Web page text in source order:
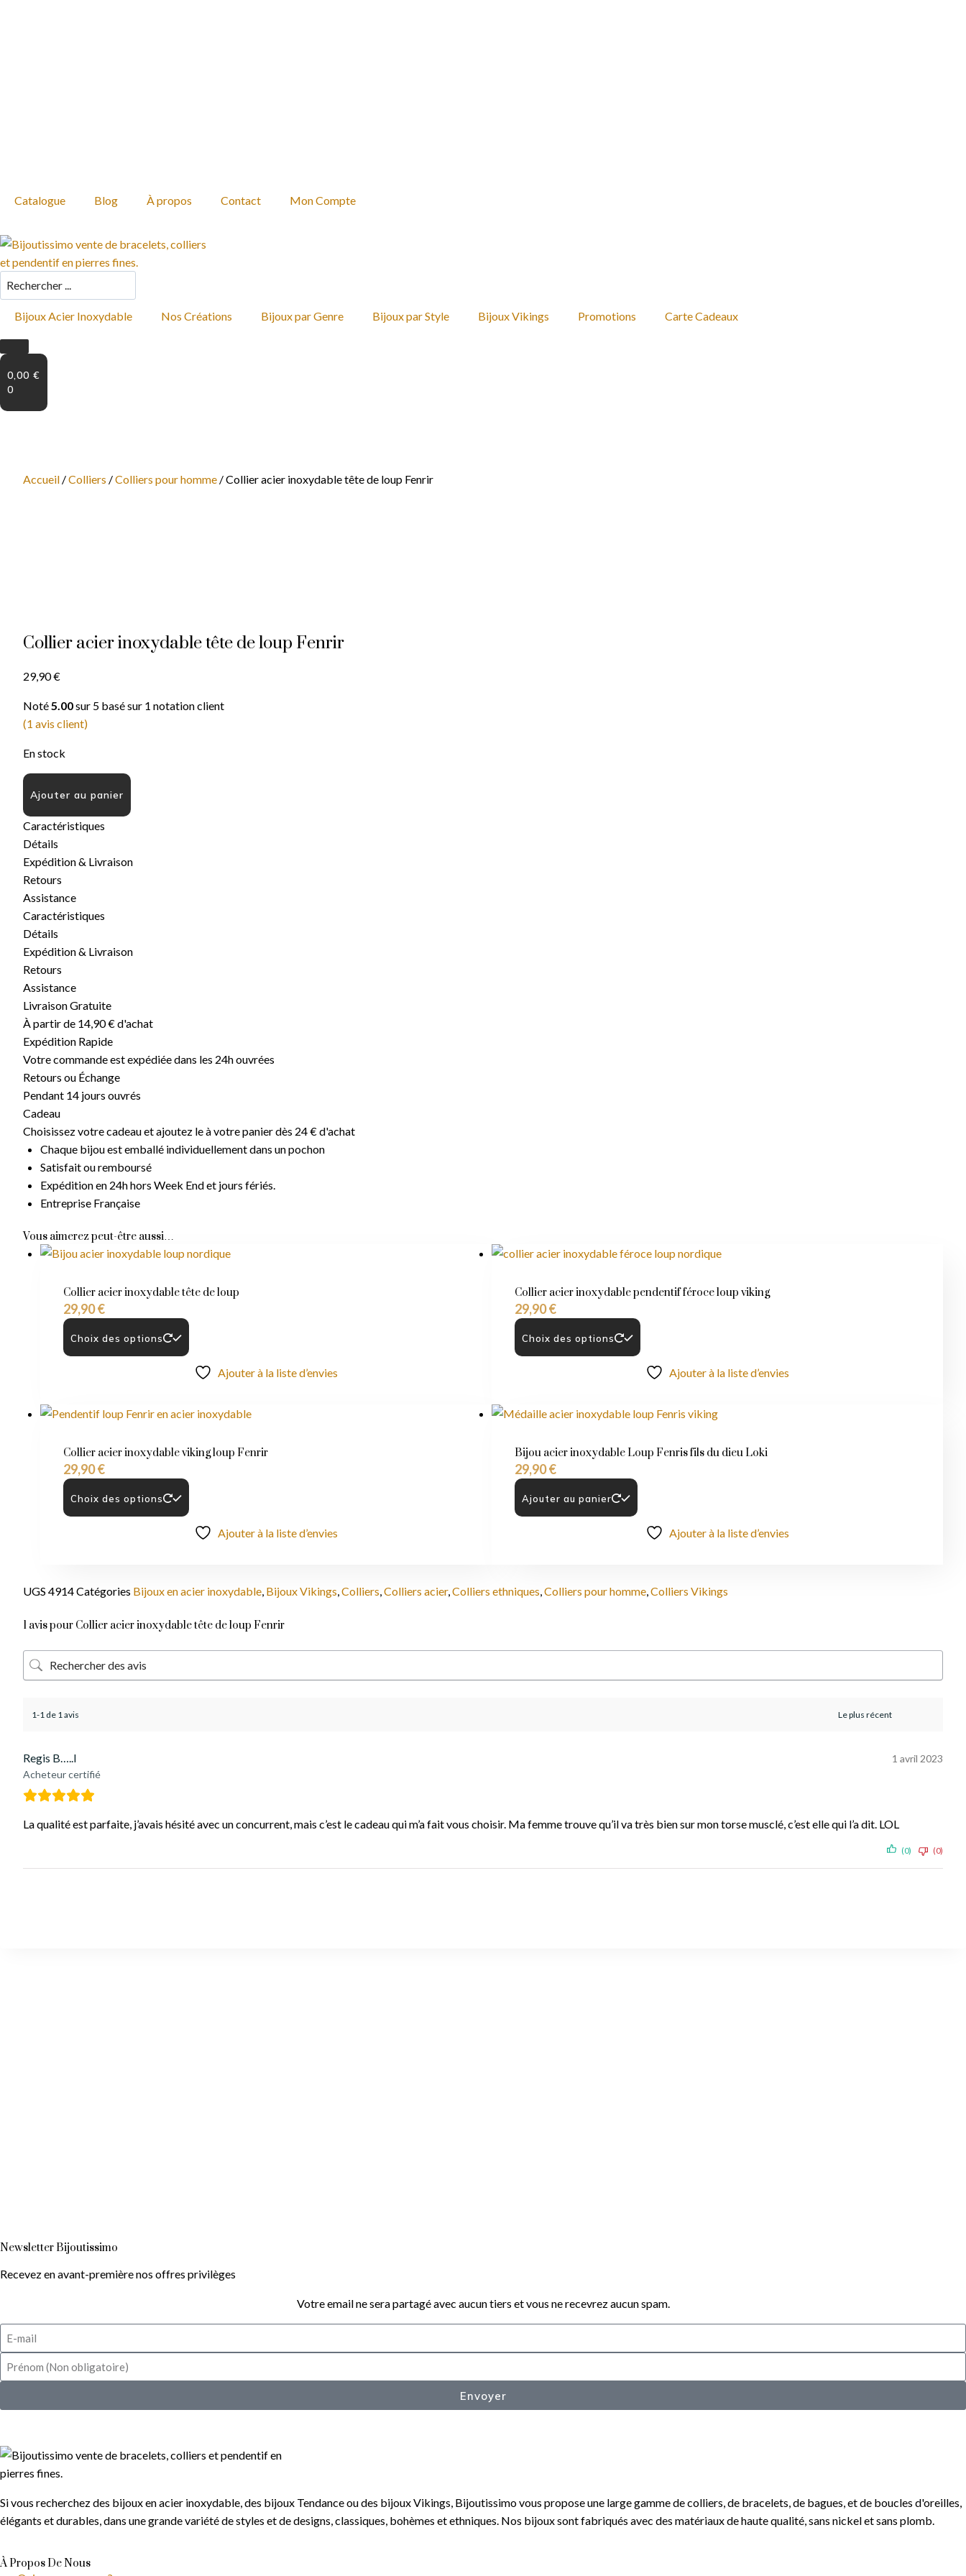
Catalogue Blog À propos Contact Mon Compte
Bijoux Acier Inoxydable Nos Créations Bijoux par Genre Bijoux par Style Bijoux Vikings Promotions Carte Cadeaux
0,00 €
0
Accueil /Colliers /Colliers pour homme / Collier acier inoxydable tête de loup Fenrir
Collier acier inoxydable tête de loup Fenrir
29,90€
Noté 5.00sur 5 basé sur 1 notation client
(1 avis client)
En stock
Ajouter au panier
Caractéristiques
Détails
Expédition & Livraison
Retours
Assistance
Caractéristiques
Détails
Expédition & Livraison
Retours
Assistance
Livraison Gratuite
À partir de 14,90 € d'achat
Expédition Rapide
Votre commande est expédiée dans les 24h ouvrées
Retours ou Échange
Pendant 14 jours ouvrés
Cadeau
Choisissez votre cadeau et ajoutez le à votre panier dès 24 € d'achat
Chaque bijou est emballé individuellement dans un pochon
Satisfait ou remboursé
Expédition en 24h hors Week End et jours fériés.
Entreprise Française
Vous aimerez peut-être aussi…
Collier acier inoxydable tête de loup
29,90€
Choix des options
Ajouter à la liste d’envies
Collier acier inoxydable pendentif féroce loup viking
29,90€
Choix des options
Ajouter à la liste d’envies
Collier acier inoxydable viking loup Fenrir
29,90€
Choix des options
Ajouter à la liste d’envies
Bijou acier inoxydable Loup Fenris fils du dieu Loki
29,90€
Ajouter au panier
Ajouter à la liste d’envies
UGS 4914Catégories Bijoux en acier inoxydable Bijoux Vikings Colliers Colliers acier, Colliers ethniques Colliers pour homme Colliers Vikings
1 avis pour Collier acier inoxydable tête de loup Fenrir
1-1 de 1 avis
Regis B…..l
Acheteur certifié
1 avril 2023
La qualité est parfaite, j’avais hésité avec un concurrent, mais c’est le cadeau qui m’a fait vous choisir. Ma femme trouve qu’il va très bien sur mon torse musclé, c’est elle qui l’a dit. LOL
(0) (0)
Newsletter Bijoutissimo
Recevez en avant-première nos offres privilèges
Votre email ne sera partagé avec aucun tiers et vous ne recevrez aucun spam.
Envoyer
Si vous recherchez des bijoux en acier inoxydable, des bijoux Tendance ou des bijoux Vikings, Bijoutissimo vous propose une large gamme de colliers, de bracelets, de bagues, et de boucles d'oreilles,
élégants et durables, dans une grande variété de styles et de designs, classiques, bohèmes et ethniques. Nos bijoux sont fabriqués avec des matériaux de haute qualité, sans nickel et sans plomb.
À Propos De Nous